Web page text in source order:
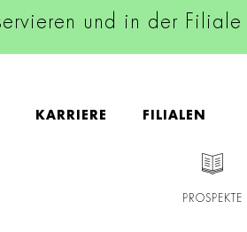
und in der
KARRIERE FILIALEN
PROSPEKTE